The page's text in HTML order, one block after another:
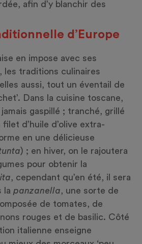
afin d’y blanchir des
d’Europe
en impose avec ses
les traditions culinaires
aussi, tout un éventail de
Dans la cuisine toscane,
jamais gaspillé ; tranché, grillé
d’huile d’olive extra-
en une délicieuse
) ; en hiver, on le rajoutera
pour obtenir la
, cependant qu’en été, il sera
la panzanella, une sorte de
de tomates, de
rouges et de basilic. Côté
italienne enseigne